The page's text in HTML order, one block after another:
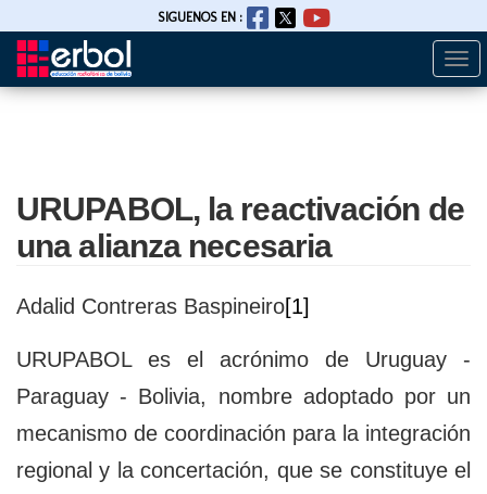
Pasar
SIGUENOS EN :
URUPABOL, la reactivación de
una alianza necesaria
Adalid Contreras Baspineiro[1]
URUPABOL es el acrónimo de Uruguay -
Paraguay - Bolivia, nombre adoptado por un
mecanismo de coordinación para la integración
regional y la concertación, que se constituye el